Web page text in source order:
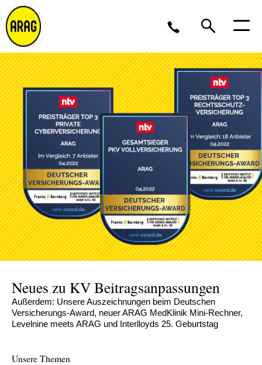
Montag - Donnerstag 09 - 17 Uhr<br />Freitag 9 - 16
Uhr
0211 963-4545
Partner werden?
Neues zu KV Beitragsanpassungen
Außerdem: Unsere Auszeichnungen beim Deutschen
Versicherungs-Award, neuer ARAG MedKlinik Mini-Rechner,
Levelnine meets ARAG und Interlloyds 25. Geburtstag
Unsere Themen